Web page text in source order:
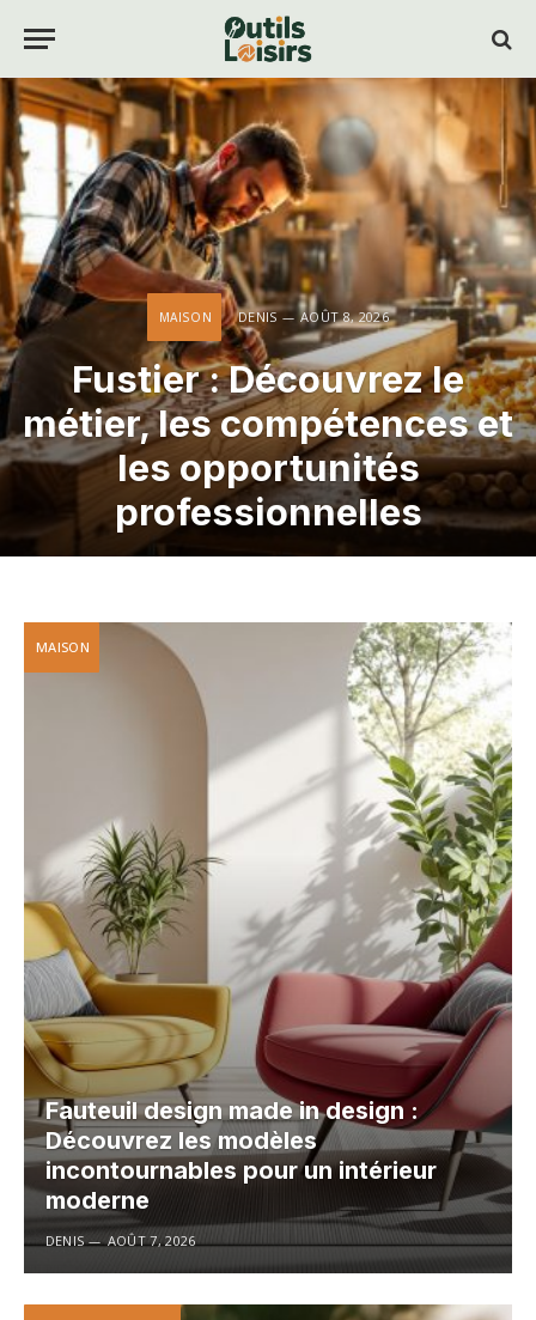
MAISON DENIS AOÛT 8, 2026
Fustier : Découvrez le
métier, les compétences et
les opportunités
professionnelles
MAISON
Fauteuil design made in design :
Découvrez les modèles
incontournables pour un intérieur
moderne
DENIS AOÛT 7, 2026